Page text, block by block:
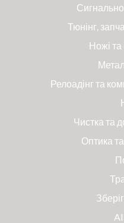
Тюнінг,
Ножі та
Релоадінг та
Чистка та
Оптика